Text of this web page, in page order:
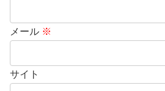
メール ※
サイト